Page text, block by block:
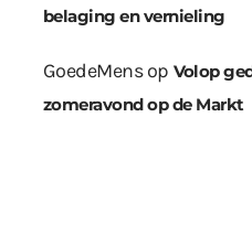
belaging en vernieling
GoedeMensop Volop
zomeravond op de Markt